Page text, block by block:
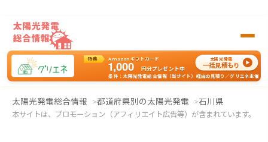
特典 Amazonギフトカード
1,000 円分プレゼント中
条件：太陽光発電総合情報（当サイト）経由の見積り／グリエネ主催
太陽光発電
一括見積もり
太陽光発電総合情報 都道府県別の太陽光発電 石川県
本サイトは、プロモーション（アフィリエイト広告等）が含まれています。